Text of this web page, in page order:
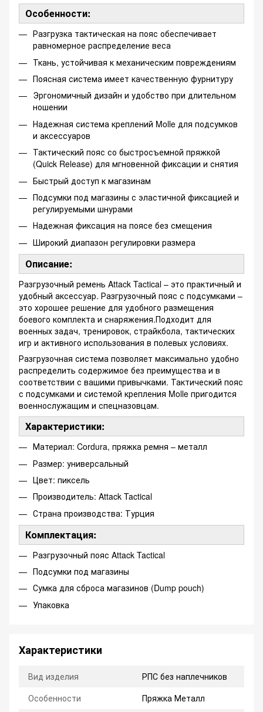
Особенности:
Разгрузка тактическая на пояс обеспечивает
равномерное распределение веса
Ткань, устойчивая к механическим повреждениям
Поясная система имеет качественную фурнитуру
Эргономичный дизайн и удобство при длительном
ношении
Надежная система креплений Molle для подсумков
и аксессуаров
Тактический пояс со быстросъемной пряжкой
(Quick Release) для мгновенной фиксации и снятия
Быстрый доступ к магазинам
Подсумки под магазины с эластичной фиксацией и
регулируемыми шнурами
Надежная фиксация на поясе без смещения
Широкий диапазон регулировки размера
Описание:
Разгрузочный ремень Attack Tactical – это практичный и
удобный аксессуар. Разгрузочный пояс с подсумками –
это хорошее решение для удобного размещения
боевого комплекта и снаряжения.Подходит для
военных задач, тренировок, страйкбола, тактических
игр и активного использования в полевых условиях.
Разгрузочная система позволяет максимально удобно
распределить содержимое без преимущества и в
соответствии с вашими привычками. Тактический пояс
с подсумками и системой крепления Molle пригодится
военнослужащим и спецназовцам.
Характеристики:
Материал: Cordura, пряжка ремня – металл
Размер: универсальный
Цвет: пиксель
Производитель: Attack Tactical
Страна производства: Турция
Комплектация:
Разгрузочный пояс Attack Tactical
Подсумки под магазины
Сумка для сброса магазинов (Dump pouch)
Упаковка
Характеристики
Вид изделия
РПС без наплечников
Особенности
Пряжка Металл